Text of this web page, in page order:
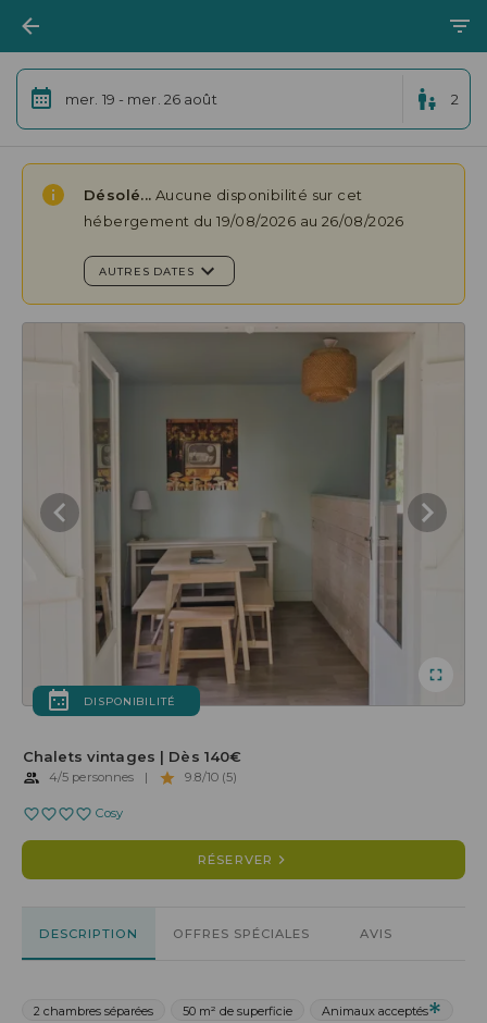
mer. 19 - mer. 26 août 2
Désolé... Aucune disponibilité sur cet
hébergement du 19/08/2026 au 26/08/2026
AUTRES DATES
DISPONIBILITÉ
Chalets vintages | Dès 140€
4/5 personnes | 9.8/10 (5)
Cosy
RÉSERVER
DESCRIPTION OFFRES SPÉCIALES AVIS
2 chambres séparées 50 m² de superficie
Animaux acceptés